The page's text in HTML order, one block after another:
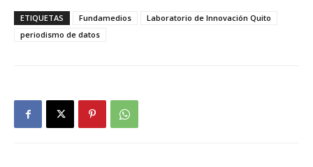
ETIQUETAS Fundamedios
Laboratorio de Innovación Quito
periodismo de datos